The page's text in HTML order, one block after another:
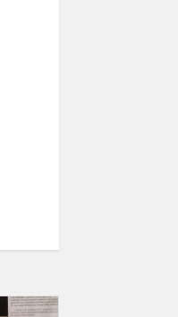
Gimnazistai